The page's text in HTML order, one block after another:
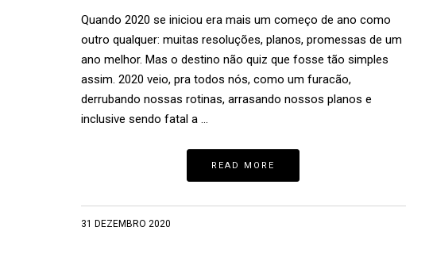
Quando 2020 se iniciou era mais um começo de ano como
outro qualquer: muitas resoluções, planos, promessas de um
ano melhor. Mas o destino não quiz que fosse tão simples
assim. 2020 veio, pra todos nós, como um furacão,
derrubando nossas rotinas, arrasando nossos planos e
inclusive sendo fatal a …
READ MORE
31 DEZEMBRO 2020